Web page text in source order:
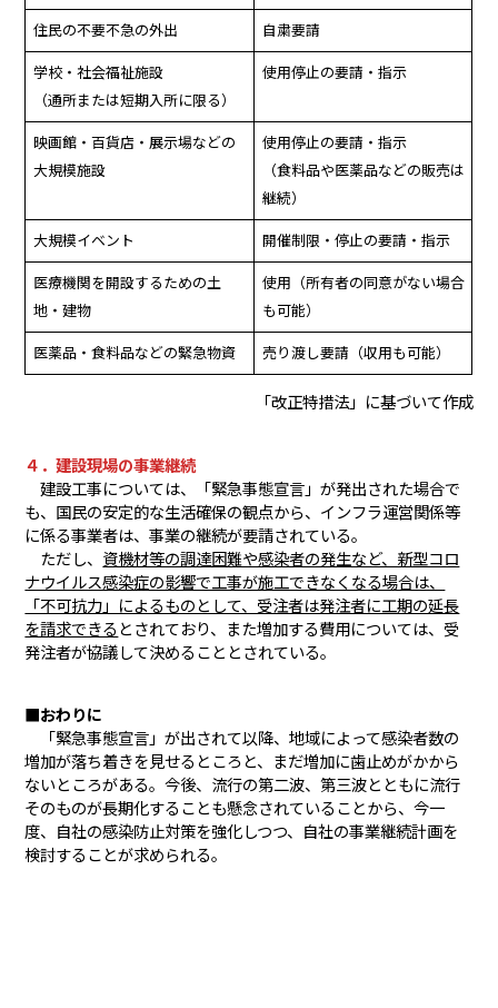
住民の不要不急の外出 自粛要請
学校・社会福祉施設
（通所または短期入所に限る）
使用停止の要請・指示
映画館・百貨店・展示場などの
大規模施設
使用停止の要請・指示
（食料品や医薬品などの販売は
継続）
大規模イベント 開催制限・停止の要請・指示
医療機関を開設するための土
地・建物
使用（所有者の同意がない場合
も可能）
医薬品・食料品などの緊急物資 売り渡し要請（収用も可能）
「改正特措法」に基づいて作成
４．建設現場の事業継続
建設工事については、「緊急事態宣言」が発出された場合で
も、国民の安定的な生活確保の観点から、インフラ運営関係等
に係る事業者は、事業の継続が要請されている。
ただし、 資機材等の調達困難や感染者の発生など、新型コロ
ナウイルス感染症の影響で工事が施工できなくなる場合は、
「不可抗力」によるものとして、受注者は発注者に工期の延長
を請求できる とされており、また増加する費用については、受
発注者が協議して決めることとされている。
■おわりに
「緊急事態宣言」が出されて以降、地域によって感染者数の
増加が落ち着きを見せるところと、まだ増加に歯止めがかから
ないところがある。今後、流行の第二波、第三波とともに流行
そのものが長期化することも懸念されていることから、今一
度、自社の感染防止対策を強化しつつ、自社の事業継続計画を
検討することが求められる。